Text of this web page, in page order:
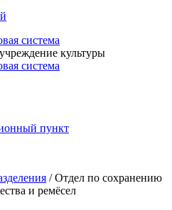
система
культуры
система
пункт
/Отдел по сохранению
и ремёсел